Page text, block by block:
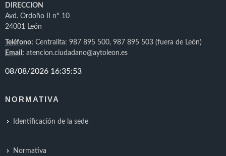
DIRECCION
Avd. Ordoño II nº 10
24001 León
Teléfono: Centralita: 987 895 500, 987 895 503 (fuera de León)
Email: atencion.ciudadano@aytoleon.es
NORMATIVA
Identificación de la sede
Normativa